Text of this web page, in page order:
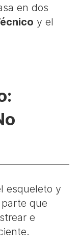
en dos
y el
esqueleto y
que
e